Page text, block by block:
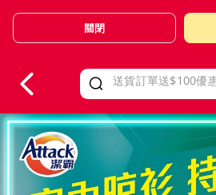
Valid Until 30 June 2026
關閉